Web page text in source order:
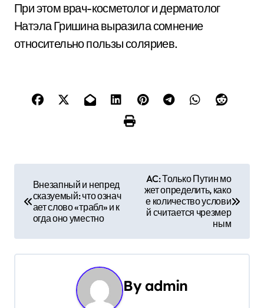
При этом врач-косметолог и дерматолог
Натэла Гришина выразила сомнение
относительно пользы соляриев.
и
Внезапный и непред
сказуемый: что означ
ает слово «трабл» и к
огда оно уместно
AC: Только Путин мо
жет определить, како
е количество услови
й считается чрезмер
ным
Byadmin